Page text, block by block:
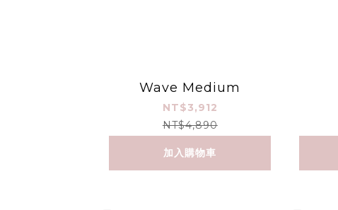
Wave Medium
NT$3,912
NT$4,890
加入購物車